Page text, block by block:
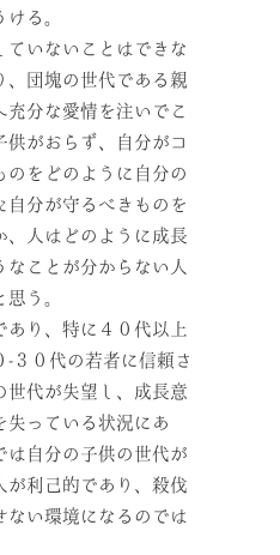
る。
ていないことはできな
、団塊の世代である親
充分な愛情を注いでこ
供がおらず、自分がコ
のをどのように自分の
自分が守るべきものを
、人はどのように成長
なことが分からない人
う。
あり、特に４０代以上
３０代の若者に信頼さ
世代が失望し、成長意
失っている状況にあ
は自分の子供の世代が
が利己的であり、殺伐
ない環境になるのでは